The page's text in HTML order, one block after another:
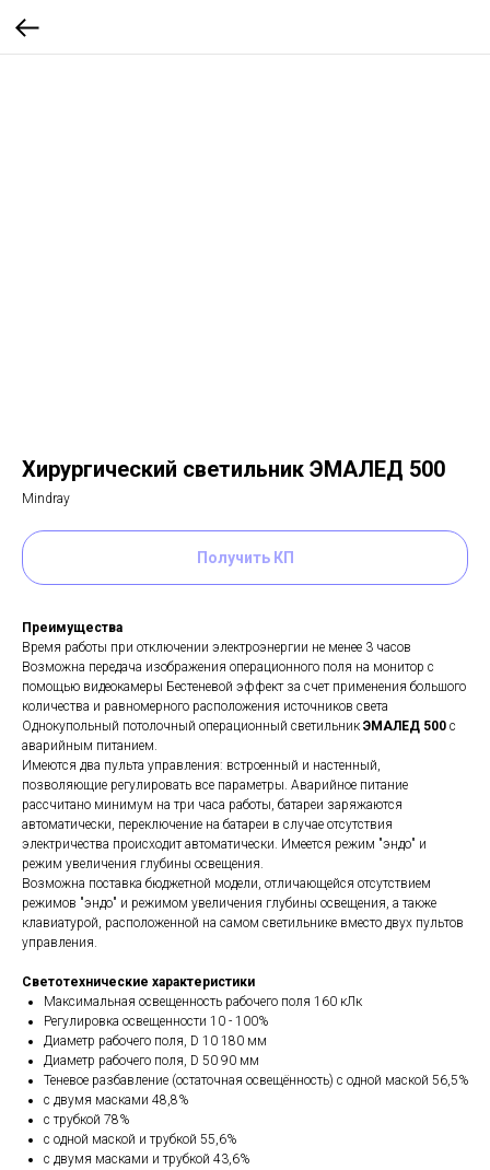
Хирургический светильник ЭМАЛЕД 500
Mindray
Получить КП
Преимущества
Время работы при отключении электроэнергии не менее 3 часов
Возможна передача изображения операционного поля на монитор с
помощью видеокамеры Бестеневой эффект за счет применения большого
количества и равномерного расположения источников света
Однокупольный потолочный операционный светильник ЭМАЛЕД 500 с
аварийным питанием.
Имеются два пульта управления: встроенный и настенный,
позволяющие регулировать все параметры. Аварийное питание
рассчитано минимум на три часа работы, батареи заряжаются
автоматически, переключение на батареи в случае отсутствия
электричества происходит автоматически. Имеется режим "эндо" и
режим увеличения глубины освещения.
Возможна поставка бюджетной модели, отличающейся отсутствием
режимов "эндо" и режимом увеличения глубины освещения, а также
клавиатурой, расположенной на самом светильнике вместо двух пультов
управления.
Светотехнические характеристики
Максимальная освещенность рабочего поля 160 кЛк
Регулировка освещенности 10 - 100%
Диаметр рабочего поля, D 10 180 мм
Диаметр рабочего поля, D 50 90 мм
Теневое разбавление (остаточная освещённость) с одной маской 56,5%
с двумя масками 48,8%
с трубкой 78%
с одной маской и трубкой 55,6%
с двумя масками и трубкой 43,6%